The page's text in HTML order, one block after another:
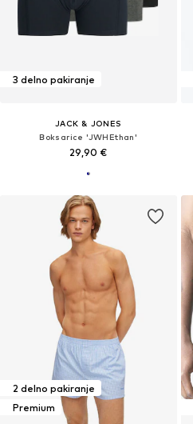
3 delno pakiranje
JACK & JONES
Boksarice 'JWHEthan'
29,90 €
2 delno pakiranje
Premium